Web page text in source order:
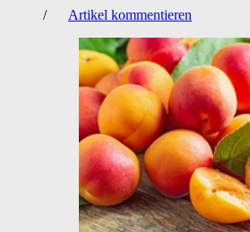
/
Artikel kommentieren